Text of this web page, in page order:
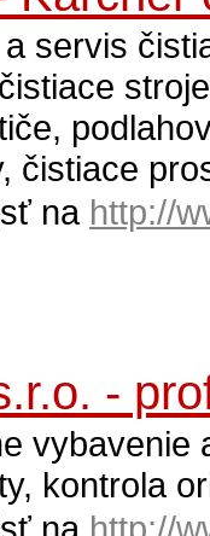
servis
čistiace
na http://
-
vybavenie
kontrola